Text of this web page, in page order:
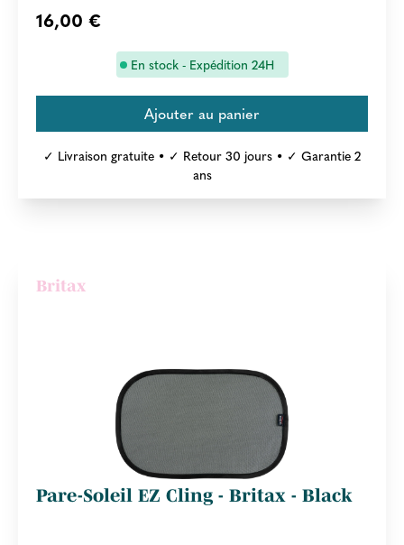
16,00 €
En stock - Expédition 24H
✓ Livraison gratuite • ✓ Retour 30 jours • ✓ Garantie 2
ans
Britax
Pare-Soleil EZ Cling - Britax - Black